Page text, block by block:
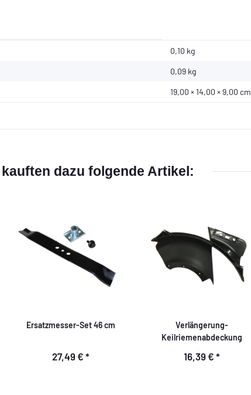
0,10 kg
0,09 kg
19,00 × 14,00 × 9,00 cm
dazu folgende Artikel:
Ersatzmesser-Set 46 cm
27,49 € *
Verlängerung-
Keilriemenabdeckung
16,39 € *